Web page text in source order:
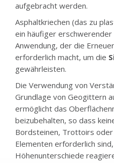
aufgebracht werden.
Asphaltkriechen (das zu
ein häufiger
Anwendung, der die
erforderlich macht, um die
gewährleisten.
Die Verwendung von
Grundlage von Geogittern
ermöglicht das
beizubehalten, so dass
Bordsteinen, Trottoirs
Elementen erforderlich
Höhenunterschiede